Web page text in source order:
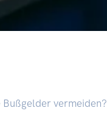
vermeiden?